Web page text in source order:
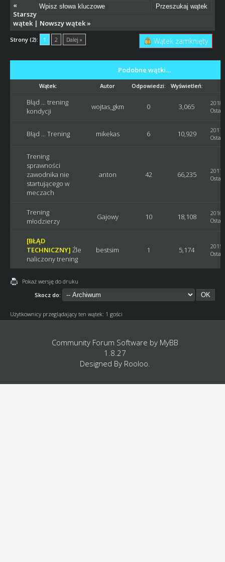
«
Starszy
wątek| Nowszy wątek»
Strony (2): 1 2 Dalej » Wątek zamknięty
Podobne wątki…
Wątek: Autor Odpowiedzi: Wyświetleń:
Błąd ... trening
kondycji
wojtas_gkm 0 3,065
Błąd ... Trening mikekas 6 10,929
Trening
sprawności
zawodnika nie
startującego w
meczach
anton 42 66,235
Trening
młodzierzy
Gajowy 10 18,108
[BŁĄD
TECHNICZNY] Źle
naliczony trening
bestsim 1 5,174
Pokaż wersję do druku
Skocz do:
Użytkownicy przeglądający ten wątek: 1 gości
Community Forum Software by MyBB
1.8.27
Designed By Rooloo.